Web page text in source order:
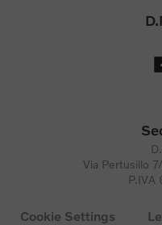
Via Pertusillo
P.IVA
Cookie Settings